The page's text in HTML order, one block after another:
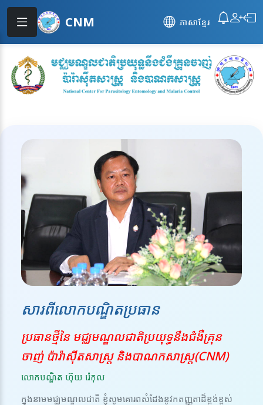
CNM ភាសាខ្មែរ
សារពីលោកបណ្ឌិតប្រធាន
ប្រធានថ្មីនៃ មជ្ឈមណ្ឌលជាតិប្រយុទ្ធនឹងជំងឺគ្រុន
ចាញ់ ប៉ារ៉ាស៊ីតសាស្ត្រ និងបាណកសាស្រ្ត(CNM)
លោកបណ្ឌិត ហ៊ុយ រ៉េកុល
ក្នុងនាមមជ្ឈមណ្ឌលជាតិ ខ្ញុំសូមគោរពសំដែងនូវកតញ្ញុតាដ៏ខ្ពង់ខ្ពស់